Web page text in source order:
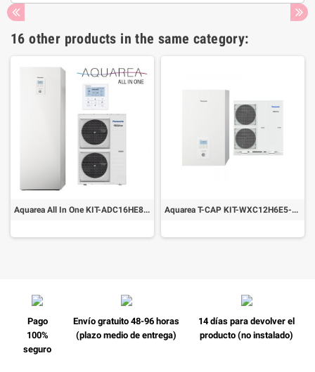
16 other products in the same category:
Aquarea All In One KIT-ADC16HE8-CL Aquarea T-CAP KIT-WXC12H6E5-CL
Pago
100%
seguro
Envío gratuito 48-96 horas
(plazo medio de entrega)
14 días para devolver el
producto (no instalado)